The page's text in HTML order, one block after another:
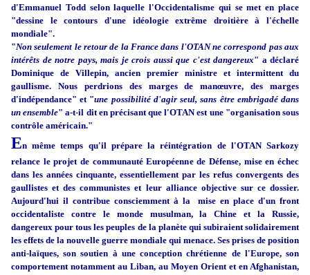
d'Emmanuel Todd selon laquelle l'Occidentalisme qui se met en place
"dessine le contours d'une idéologie extrême droitière à l'échelle
mondiale".
"Non seulement le retour de la France dans l'OTAN ne correspond pas aux
intérêts de notre pays, mais je crois aussi que c'est dangereux" a déclaré
Dominique de Villepin, ancien premier ministre et intermittent du
gaullisme. Nous perdrions des marges de manœuvre, des marges
d'indépendance" et "une possibilité d'agir seul, sans être embrigadé dans
un ensemble" a-t-il dit en précisant que l'OTAN est une "organisation sous
contrôle américain."
En même temps qu'il prépare la réintégration de l'OTAN Sarkozy
relance le projet de communauté Européenne de Défense, mise en échec
dans les années cinquante, essentiellement par les refus convergents des
gaullistes et des communistes et leur alliance objective sur ce dossier.
Aujourd'hui il contribue consciemment à la mise en place d'un front
occidentaliste contre le monde musulman, la Chine et la Russie,
dangereux pour tous les peuples de la planète qui subiraient solidairement
les effets de la nouvelle guerre mondiale qui menace. Ses prises de position
anti-laïques, son soutien à une conception chrétienne de l'Europe, son
comportement notamment au Liban, au Moyen Orient et en Afghanistan,